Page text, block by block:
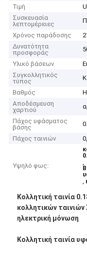
Τιμή
Συσκευασία
λεπτομέρειες
Χρόνος παράδοσης
Δυνατότητα
προσφοράς
Υλικό βάσεων
Συγκολλητικός
τύπος
Βαθμός
Αποδέσμευση
χαρτιού
Πάχος υφάσματος
βάσης
Πάχος ταινιών
Υψηλό φως: ,
,
Κολλητική ταινία
κολλητικών
ηλεκτρική μόνωση
Κολλητική ταινία